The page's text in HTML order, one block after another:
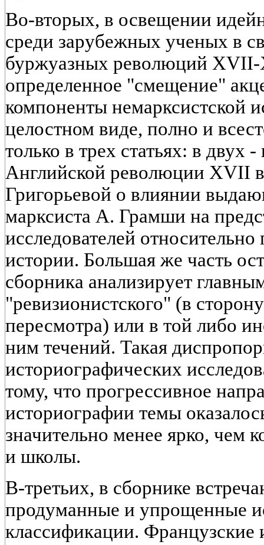
Во-вторых, в освещении
среди зарубежных ученых в
буржуазных революций
определенное "смещение"
компоненты немарксистской
целостном виде, полно и
только в трех статьях: в двух
Английской революции XVII
Григорьевой о влиянии
марксиста А. Грамши на
исследователей
истории. Большая же часть
сборника анализирует
"ревизионистского" (в
пересмотра) или в той либо
ним течений. Такая
историографических
тому, что прогрессивное
историографии темы
значительно менее ярко, чем
и школы.
В-третьих, в сборнике
продуманные и упрощенные
классификации.